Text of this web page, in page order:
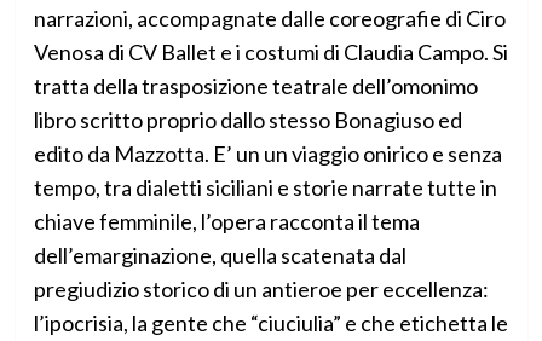
narrazioni, accompagnate dalle coreografie di Ciro
Venosa di CV Ballet e i costumi di Claudia Campo. Si
tratta della trasposizione teatrale dell’omonimo
libro scritto proprio dallo stesso Bonagiuso ed
edito da Mazzotta. E’ un un viaggio onirico e senza
tempo, tra dialetti siciliani e storie narrate tutte in
chiave femminile, l’opera racconta il tema
dell’emarginazione, quella scatenata dal
pregiudizio storico di un antieroe per eccellenza:
l’ipocrisia, la gente che “ciuciulia” e che etichetta le